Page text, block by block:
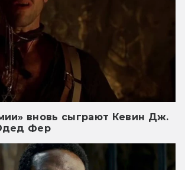
вновь сыграют Кевин Дж.
Фер